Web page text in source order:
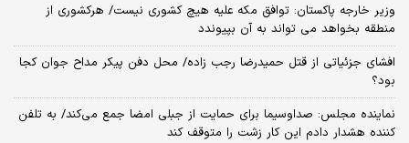
وزیر خارجه پاکستان: توافق مکه علیه هیچ کشوری نیست/ هرکشوری از
منطقه بخواهد می تواند به آن بپیوندد
افشای جزئیاتی از قتل حمیدرضا رجب زاده/ محل دفن پیکر مداح جوان کجا
بود؟
نماینده مجلس: صداوسیما برای حمایت از جبلی امضا جمع می‌کند/ به تلفن
کننده هشدار دادم این کار زشت را متوقف کند